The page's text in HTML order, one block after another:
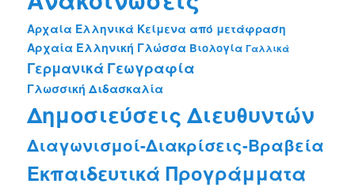
Αρχαία Ελληνικά Κείμενα από μετάφραση
Αρχαία Ελληνική Γλώσσα Βιολογία Γαλλικά
Γερμανικά Γεωγραφία
Γλωσσική Διδασκαλία
Δημοσιεύσεις Διευθυντών
Διαγωνισμοί-Διακρίσεις-Βραβεία
Εκπαιδευτικά Προγράμματα